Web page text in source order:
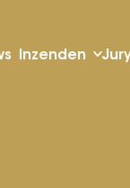
Inzenden